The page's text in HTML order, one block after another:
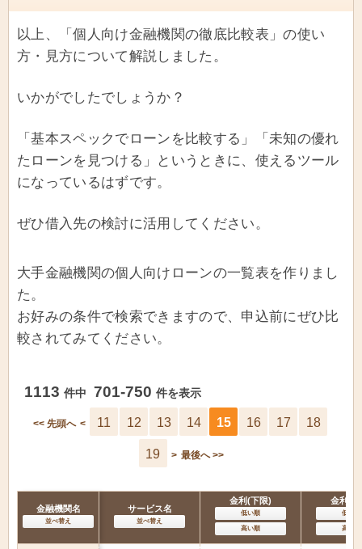
以上、「個人向け金融機関の徹底比較表」の使い
方・見方について解説しました。
いかがでしたでしょうか？
「基本スペックでローンを比較する」「未知の優れ
たローンを見つける」というときに、使えるツール
になっているはずです。
ぜひ借入先の検討に活用してください。
大手金融機関の個人向けローンの一覧表を作りまし
た。
お好みの条件で検索できますので、申込前にぜひ比
較されてみてください。
1113 件中 701-750 件を表示
<< 先頭へ < 11 12 13 14 15 16 17 18
19 > 最後へ >>
金融機関名
並べ替え
サービス名
並べ替え
金利(下限)
低い順
高い順
金利(上
低い順
高い順